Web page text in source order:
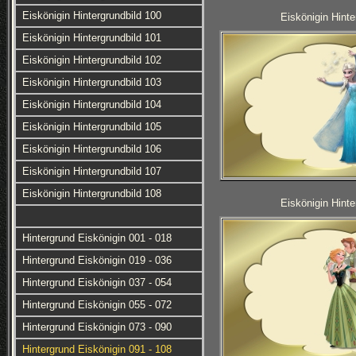
Eiskönigin Hintergrundbild 100
Eiskönigin Hintergrundbild 101
Eiskönigin Hintergrundbild 102
Eiskönigin Hintergrundbild 103
Eiskönigin Hintergrundbild 104
Eiskönigin Hintergrundbild 105
Eiskönigin Hintergrundbild 106
Eiskönigin Hintergrundbild 107
Eiskönigin Hintergrundbild 108
Hintergrund Eiskönigin 001 - 018
Hintergrund Eiskönigin 019 - 036
Hintergrund Eiskönigin 037 - 054
Hintergrund Eiskönigin 055 - 072
Hintergrund Eiskönigin 073 - 090
Hintergrund Eiskönigin 091 - 108
Eiskönigin
Eiskönigin